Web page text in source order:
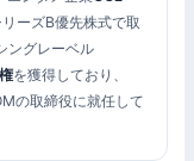
リーズB優先株式で取
ングレーベル
を獲得しており、
の取締役に就任して